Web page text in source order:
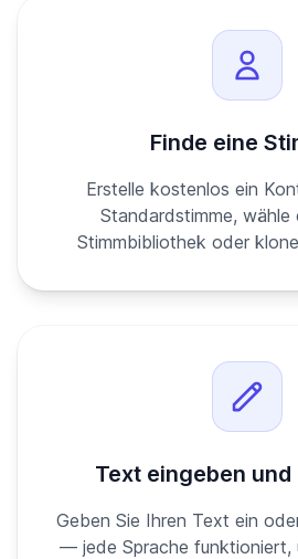
Finde eine
Erstelle kostenlos ein
Standardstimme, wähle
Stimmbibliothek oder
Text eingeben und
Geben Sie Ihren Text ein
— jede Sprache funktioniert,